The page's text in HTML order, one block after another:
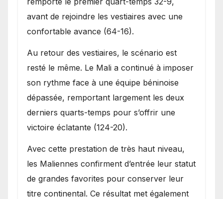
avant de rejoindre les vestiaires avec une
confortable avance (64-16).
Au retour des vestiaires, le scénario est
resté le même. Le Mali a continué à imposer
son rythme face à une équipe béninoise
dépassée, remportant largement les deux
derniers quarts-temps pour s’offrir une
victoire éclatante (124-20).
Avec cette prestation de très haut niveau,
les Maliennes confirment d’entrée leur statut
de grandes favorites pour conserver leur
titre continental. Ce résultat met également